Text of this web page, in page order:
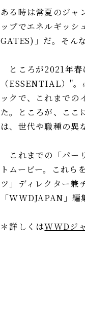
ある時は常夏のジャ
ップでエネルギッシ
GATES)」だ。そん
ところが2021年春
（ESSENTIAL）"
ックで、これまでの
た。ところが、ここ
は、世代や職種の異
これまでの「パー
トムービー。これら
ツ」ディレクター兼
「WWDJAPAN」編
＊詳しくはWWDジ